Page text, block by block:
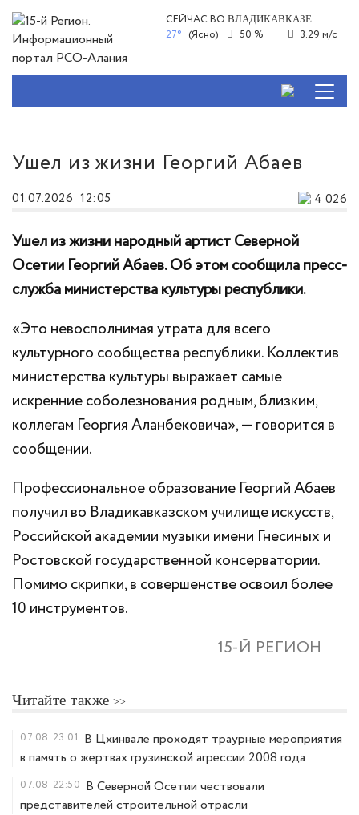
СЕЙЧАС ВОВЛАДИКАВКАЗЕ
27° (Ясно) 50 % 3.29 м/с
Ушел из жизни Георгий Абаев
01.07.2026 12:05 4 026
Ушел из жизни народный артист Северной
Осетии Георгий Абаев. Об этом сообщила пресс-
служба министерства культуры республики.
«Это невосполнимая утрата для всего
культурного сообщества республики. Коллектив
министерства культуры выражает самые
искренние соболезнования родным, близким,
коллегам Георгия Аланбековича», — говорится в
сообщении.
Профессиональное образование Георгий Абаев
получил во Владикавказском училище искусств,
Российской академии музыки имени Гнесиных и
Ростовской государственной консерватории.
Помимо скрипки, в совершенстве освоил более
10 инструментов.
15-Й РЕГИОН
Читайте также
07.08 23:01 В Цхинвале проходят траурные мероприятия
в память о жертвах грузинской агрессии 2008 года
07.08 22:50 В Северной Осетии чествовали
представителей строительной отрасли